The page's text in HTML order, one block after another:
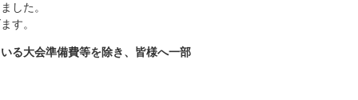
した。
す。
る大会準備費等を除き、皆様へ一部